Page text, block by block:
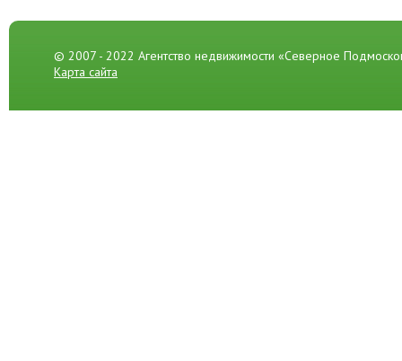
© 2007 - 2022 Агентство недвижимости «Северное
Карта сайта